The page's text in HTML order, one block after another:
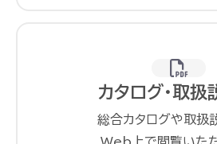
カタログ・取扱
総合カタログや取扱
Web上で閲覧いた